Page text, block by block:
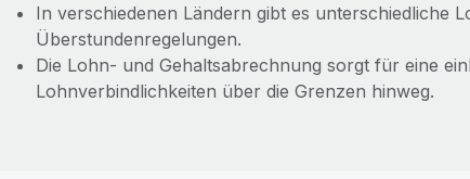
In verschiedenen Ländern gibt es unterschiedliche
Überstundenregelungen.
Die Lohn- und Gehaltsabrechnung sorgt für eine
Lohnverbindlichkeiten über die Grenzen hinweg.